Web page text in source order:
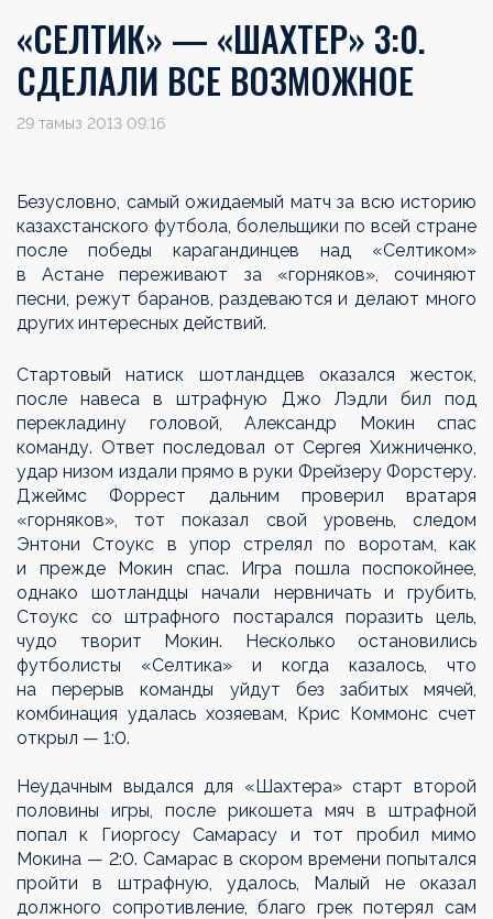
«СЕЛТИК» — «ШАХТЕР» 3:0.
СДЕЛАЛИ ВСЕ ВОЗМОЖНОЕ
29 тамыз 2013 09:16
Безусловно, самый ожидаемый матч за всю историю
казахстанского футбола, болельщики по всей стране
после победы карагандинцев над «Селтиком»
в Астане переживают за «горняков», сочиняют
песни, режут баранов, раздеваются и делают много
других интересных действий.
Стартовый натиск шотландцев оказался жесток,
после навеса в штрафную Джо Лэдли бил под
перекладину головой, Александр Мокин спас
команду. Ответ последовал от Сергея Хижниченко,
удар низом издали прямо в руки Фрейзеру Форстеру.
Джеймс Форрест дальним проверил вратаря
«горняков», тот показал свой уровень, следом
Энтони Стоукс в упор стрелял по воротам, как
и прежде Мокин спас. Игра пошла поспокойнее,
однако шотландцы начали нервничать и грубить,
Стоукс со штрафного постарался поразить цель,
чудо творит Мокин. Несколько остановились
футболисты «Селтика» и когда казалось, что
на перерыв команды уйдут без забитых мячей,
комбинация удалась хозяевам, Крис Коммонс счет
открыл — 1:0.
Неудачным выдался для «Шахтера» старт второй
половины игры, после рикошета мяч в штрафной
попал к Гиоргосу Самарасу и тот пробил мимо
Мокина — 2:0. Самарас в скором времени попытался
пройти в штрафную, удалось, Малый не оказал
должного сопротивление, благо грек потерял сам